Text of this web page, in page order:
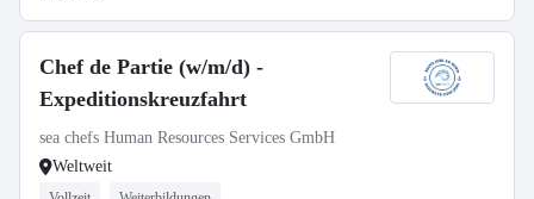
Chef de Partie (w/m/d) -
Expeditionskreuzfahrt
sea chefs Human Resources Services GmbH
Weltweit